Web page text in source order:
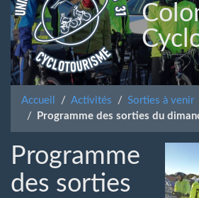
Accueil Activités
Sorties à venir
Programme des sorties du
Programme
des sorties